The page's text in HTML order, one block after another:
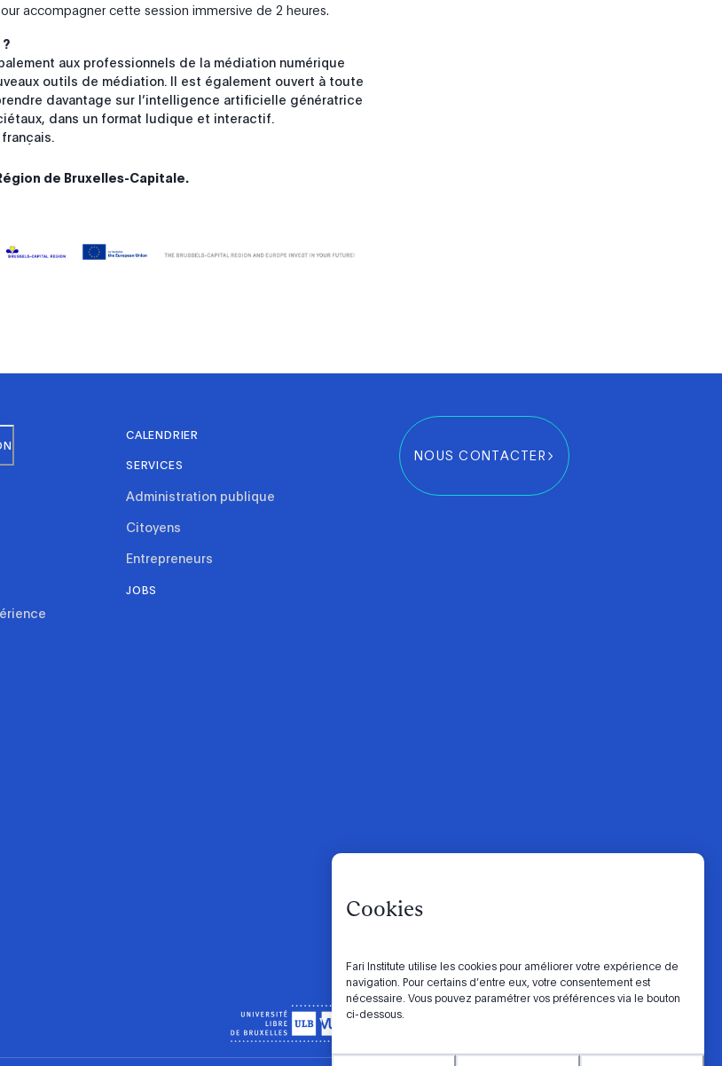
Cookies
Fari Institute utilise les cookies pour améliorer votre expérience de
navigation. Pour certains d’entre eux, votre consentement est
nécessaire. Vous pouvez paramétrer vos préférences via le bouton
ci-dessous.
accompagner cette session immersive de 2 heures.
aux professionnels de la médiation numérique
outils de médiation. Il est également ouvert à toute
davantage sur l’intelligence artificielle génératrice
dans un format ludique et interactif.
de Bruxelles-Capitale.
CALENDRIER
SERVICES
Administration publique
Citoyens
Entrepreneurs
JOBS
NOUS CONTACTER